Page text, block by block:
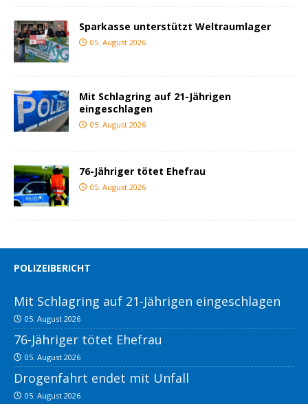
Sparkasse unterstützt Weltraumlager
05. August 2026
Mit Schlagring auf 21-Jährigen
eingeschlagen
05. August 2026
76-Jähriger tötet Ehefrau
05. August 2026
POLIZEIBERICHT
Mit Schlagring auf 21-Jährigen eingeschlagen
05. August 2026
76-Jähriger tötet Ehefrau
05. August 2026
Drogenfahrt endet mit Unfall
05. August 2026